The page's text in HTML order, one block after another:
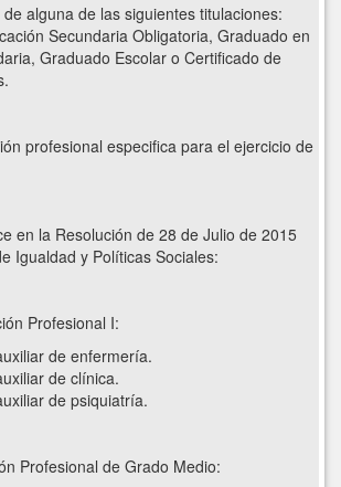
alguna de las siguientes titulaciones:
Secundaria Obligatoria, Graduado en
Graduado Escolar o Certificado de
profesional especifica para el ejercicio de
en la Resolución de 28 de Julio de 2015
Igualdad y Políticas Sociales:
Profesional I:
de enfermería.
de clínica.
de psiquiatría.
Profesional de Grado Medio: